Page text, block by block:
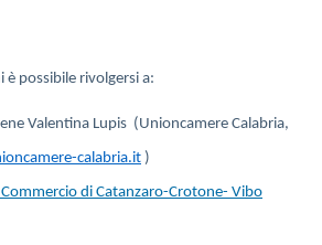
possibile rivolgersi a:
Valentina Lupis (Unioncamere Calabria,
calabria.it )
di Catanzaro-Crotone- Vibo